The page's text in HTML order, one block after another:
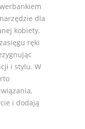
dla
kobiety,
ręki
i stylu. W
i dodają